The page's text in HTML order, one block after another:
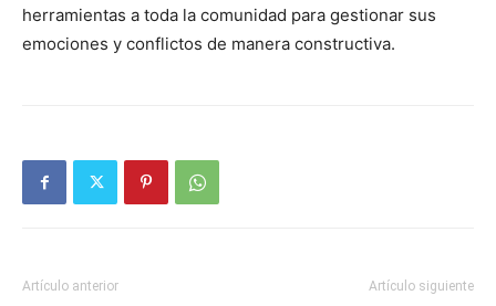
herramientas a toda la comunidad para gestionar sus
emociones y conflictos de manera constructiva.
Artículo anterior Artículo siguiente